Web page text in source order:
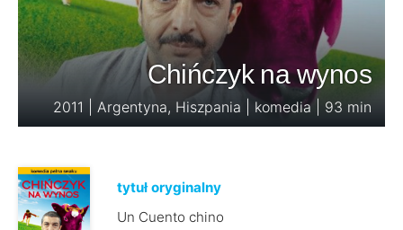
Chińczyk na wynos
2011 | Argentyna, Hiszpania | komedia | 93 min
tytuł oryginalny
Un Cuento chino